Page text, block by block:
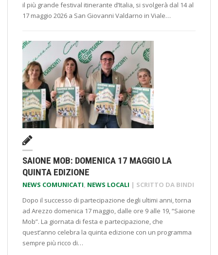
il più grande festival itinerante d’Italia, si svolgerà dal 14 al
17 maggio 2026 a San Giovanni Valdarno in Viale…
SAIONE MOB: DOMENICA 17 MAGGIO LA
QUINTA EDIZIONE
NEWS COMUNICATI, NEWS LOCALI | SCRITTO DA BINDI
Dopo il successo di partecipazione degli ultimi anni, torna
ad Arezzo domenica 17 maggio, dalle ore 9 alle 19, “Saione
Mob”. La giornata di festa e partecipazione, che
quest’anno celebra la quinta edizione con un programma
sempre più ricco di…